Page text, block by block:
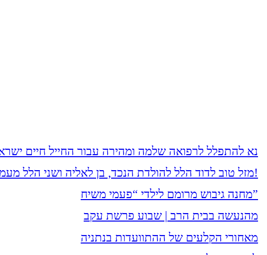
נא להתפלל לרפואה שלמה ומהירה עבור החייל חיים
מזל טוב לדוד הלל להולדת הנכד, בן לאליה ושני הלל מעמיחי. שיגדל להיות חסיד, ירא-שמים ולמדן!
מחנה גיבוש מרומם לילדי “פעמי משיח”
מהנעשה בבית הרב | שבוע פרשת עקב
מאחורי הקלעים של ההתוועדות בנתניה